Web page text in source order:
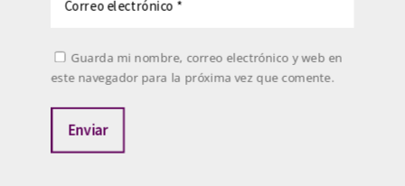
Guarda mi nombre, correo electrónico y web en
este navegador para la próxima vez que comente.
Enviar